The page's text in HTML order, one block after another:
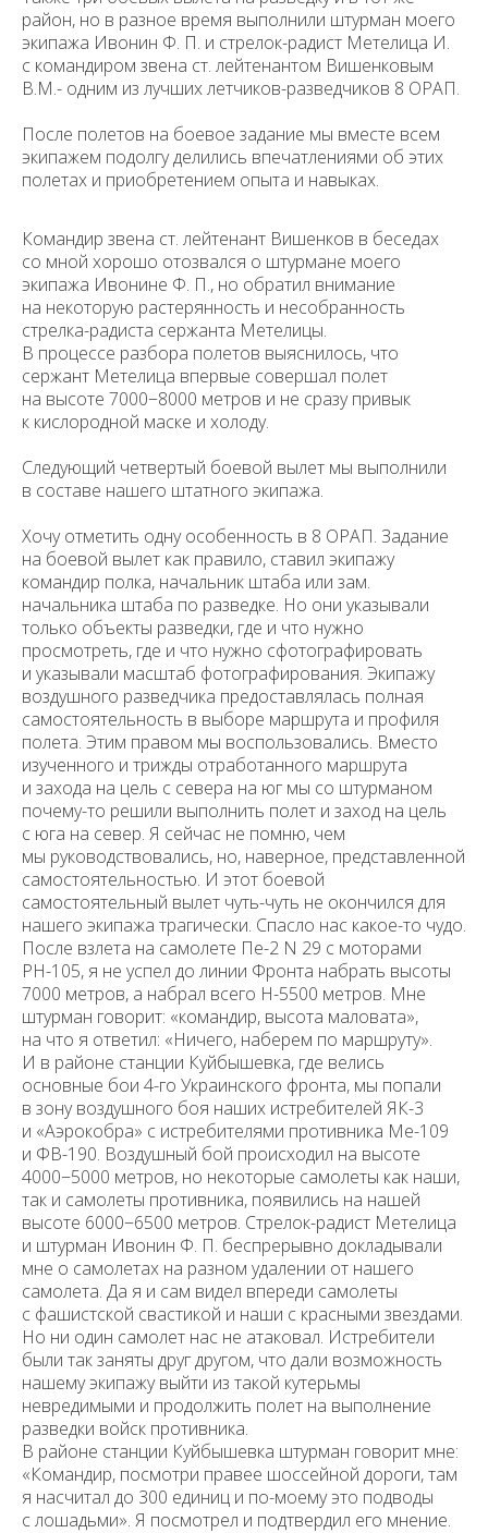
район, но в разное время выполнили штурман моего
экипажа Ивонин Ф. П. и стрелок-радист Метелица И.
с командиром звена ст. лейтенантом Вишенковым
В.М.- одним из лучших летчиков-разведчиков 8 ОРАП.
После полетов на боевое задание мы вместе всем
экипажем подолгу делились впечатлениями об этих
полетах и приобретением опыта и навы­ках.
Командир звена ст. лейтенант Вишенков в беседах
со мной хорошо отозвался о штурмане моего
экипажа Ивонине Ф. П., но обратил внимание
на некоторую растерянность и несобранность
стрелка-радиста сержанта Метелицы.
В процессе разбора полетов выяснилось, что
сержант Метелица впервые совершал полет
на высоте 7000−8000 метров и не сразу привык
к кислородной маске и холоду.
Следующий четвертый боевой вылет мы выполнили
в составе нашего штатного экипажа.
Хочу отметить одну особенность в 8 ОРАП. Задание
на боевой вы­лет как правило, ставил экипажу
командир полка, начальник штаба или зам.
начальника штаба по разведке. Но они указывали
только объекты разведки, где и что нужно
просмотреть, где и что нужно сфотографиро­вать
и указывали масштаб фотографирования. Экипажу
воздушного разведчика предоставлялась полная
самостоятельность в выборе маршрута и профиля
полета. Этим правом мы воспользовались. Вместо
изученного и трижды отработанного маршрута
и захода на цель с севера на юг мы со штурманом
почему-то решили выполнить полет и заход на цель
с юга на север. Я сейчас не помню, чем
мы руководствовались, но, наверное, представленной
самостоятельностью. И этот боевой
самостоятельный вылет чуть-чуть не окончился для
нашего экипажа трагически. Спасло нас какое-то чудо.
После взлета на самолете Пе-2 N 29 с моторами
РН-105, я не успел до линии Фронта набрать высоты
7000 метров, а набрал всего Н-5500 метров. Мне
штурман говорит: «командир, высота маловата»,
на что я ответил: «Ничего, наберем по маршруту».
И в районе станции Куйбышевка, где велись
основные бои 4-го Украинского фронта, мы попали
в зону воздуш­ного боя наших истребителей ЯК-3
и «Аэрокобра» с истребителями противника Ме-109
и ФВ-190. Воздушный бой происходил на высоте
4000−5000 метров, но некоторые самолеты как наши,
так и самолеты противника, появились на нашей
высоте 6000−6500 метров. Стрелок-радист Метелица
и штурман Ивонин Ф. П. беспрерывно докладывали
мне о самолетах на разном уда­лении от нашего
самолета. Да я и сам видел впереди самолеты
с фашистской свастикой и наши с красными звездами.
Но ни один самолет нас не атаковал. Истребители
были так заняты друг другом, что дали возможность
нашему экипажу выйти из такой кутерьмы
невредимыми и продолжить полет на выполнение
разведки войск противника.
В районе станции Куйбышевка штурман говорит мне:
«Командир, посмотри правее шоссейной дороги, там
я насчитал до 300 единиц и по-моему это подводы
с лошадьми». Я посмотрел и подтвердил его мнение.